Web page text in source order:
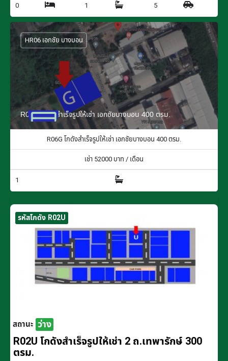
0 1 5
R06G โกดังสำเร็จรูปให้เช่า เอกชัยบางบอน 400 ตรม.
HR06 เอกชัย บางบอน
R06G โกดังสำเร็จรูปให้เช่า เอกชัยบางบอน 400 ตรม.
เช่า 52000 บาท / เดือน
1
รหัสโกดัง R02U
สถานะ ว่าง
R02U โกดังสำเร็จรูปให้เช่า 2 ถ.เทพารักษ์ 300
ตรม.